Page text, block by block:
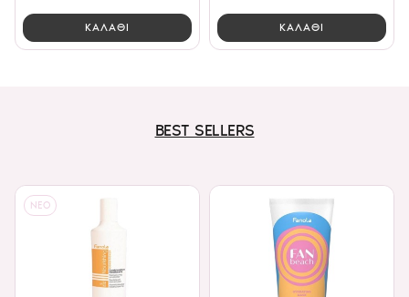
ΚΑΛΑΘΙ ΚΑΛΑΘΙ
BEST SELLERS
NEO